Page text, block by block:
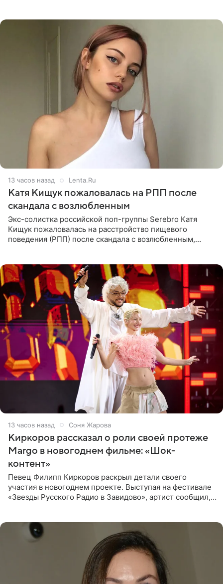
13 часов назад Lenta.Ru
Катя Кищук пожаловалась на РПП после
скандала с возлюбленным
Экс-солистка российской поп-группы Serebro Катя
Кищук пожаловалась на расстройство пищевого
поведения (РПП) после скандала с возлюбленным,
13 часов назад Соня Жарова
Киркоров рассказал о роли своей протеже
Margo в новогоднем фильме: «Шок-
контент»
Певец Филипп Киркоров раскрыл детали своего
участия в новогоднем проекте. Выступая на фестивале
«Звезды Русского Радио в Завидово», артист сообщил,